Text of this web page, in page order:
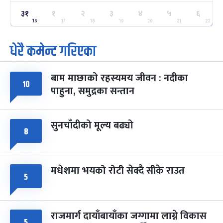
२५
मंगल
ग्याल्पो ल्होसार
फाल्गुन २५, २०८३ Mar 9, 2027
७ महिना बाँकी
७
आइत
पूर्णिमा व्रत
चैत्र ७, २०८३-Mar 21, 2027
८
सोम
फागुपूर्णिमा
चैत्र ८, २०८३-Mar 22, 2027
७ महिना बाँकी
३१
16
१
17
२
18
३
19
४
20
५
21
६
22
धेरै कमेन्ट गरिएका
१० बाम माछाको रहस्यमय जीवन : नदीका
पाहुना, समुद्रका सन्तान
८ सुनचाँदीको मूल्य बढ्यो
५ मधेशमा भयको रोटी सेक्दै सीके राउत
राजमार्ग दायाँबायाँका जग्गामा लाग्ने विकास